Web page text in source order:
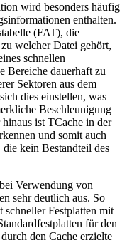
wird besonders häufig
enthalten.
(FAT), die
welcher Datei gehört,
schnellen
Bereiche dauerhaft zu
Sektoren aus dem
dies einstellen, was
Beschleunigung
ist TCache in der
und somit auch
kein Bestandteil des
Verwendung von
sehr deutlich aus. So
Festplatten mit
für den
den Cache erzielte